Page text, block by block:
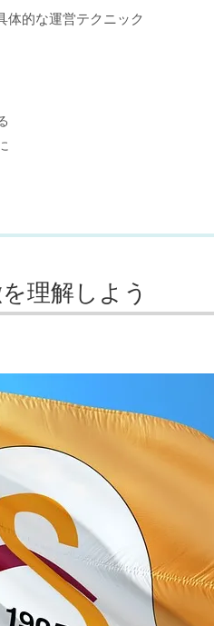
体的な運営テクニック
理解しよう